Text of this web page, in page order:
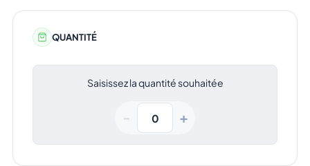
QUANTITÉ
Saisissez la quantité souhaitée
− +